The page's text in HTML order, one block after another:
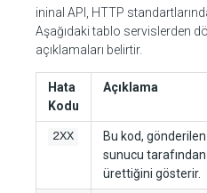
ininal API, HTTP
Aşağıdaki tablo servislerden
açıklamaları belirtir.
Hata
Kodu
Açıklama
2XX
Bu kod,
sunucu
ürettiğini gösterir.